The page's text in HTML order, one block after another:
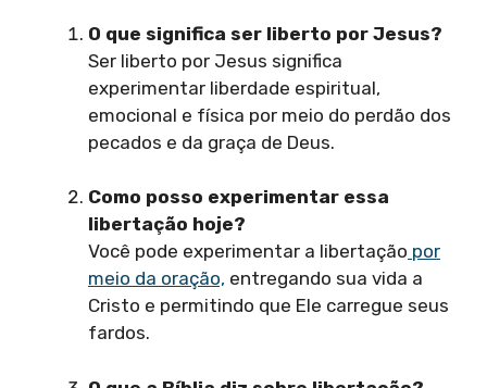
O que significa ser liberto por Jesus?
Ser liberto por Jesus significa
experimentar liberdade espiritual,
emocional e física por meio do perdão dos
pecados e da graça de Deus.
Como posso experimentar essa
libertação hoje?
Você pode experimentar a libertação por
meio da oração, entregando sua vida a
Cristo e permitindo que Ele carregue seus
fardos.